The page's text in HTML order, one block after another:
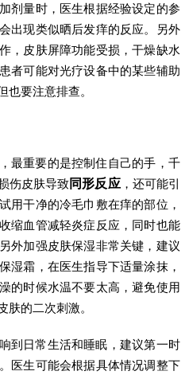
剂量时，医生根据经验设定的参
出现类似晒后发痒的反应。另外
，皮肤屏障功能受损，干燥缺水
者可能对光疗设备中的某些辅助
也要注意排查。
最重要的是控制住自己的手，千
伤皮肤导致同形反应，还可能引
用干净的冷毛巾敷在痒的部位，
缩血管减轻炎症反应，同时也能
外加强皮肤保湿非常关键，建议
湿霜，在医生指导下适量涂抹，
的时候水温不要太高，避免使用
肤的二次刺激。
到日常生活和睡眠，建议第一时
医生可能会根据具体情况调整下